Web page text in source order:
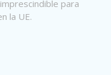
para
la UE.